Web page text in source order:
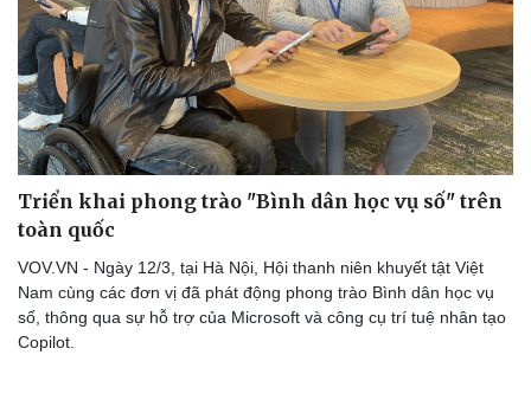
check-in
Cửa sổ tình yêu
Kể chuyện cho bé
Hạt giống tâm hồn
Triển khai phong trào "Bình dân học vụ số" trên
toàn quốc
VOV.VN - Ngày 12/3, tại Hà Nội, Hội thanh niên khuyết tật Việt
Nam cùng các đơn vị đã phát động phong trào Bình dân học vụ
số, thông qua sự hỗ trợ của Microsoft và công cụ trí tuệ nhân tạo
Copilot.